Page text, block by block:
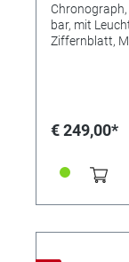
bar, mit
Ziffernblatt,
€ 249,00*